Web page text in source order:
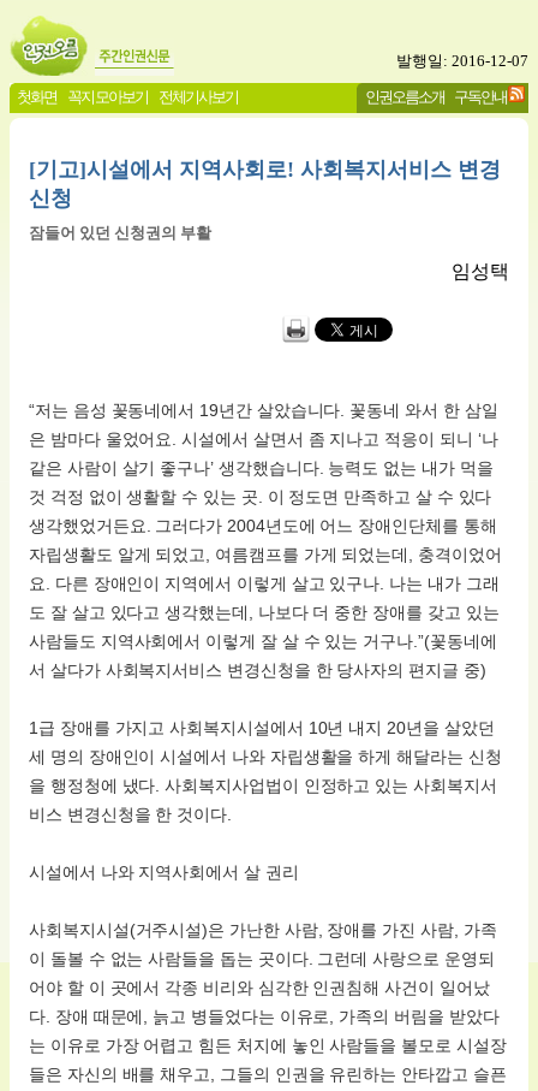
발행일: 2016-12-07
첫화면 꼭지 모아보기 전체기사보기 인권오름소개 구독안내
[기고]시설에서 지역사회로! 사회복지서비스 변경
신청
잠들어 있던 신청권의 부활
임성택
“저는 음성 꽃동네에서 19년간 살았습니다. 꽃동네 와서 한 삼일
은 밤마다 울었어요. 시설에서 살면서 좀 지나고 적응이 되니 ‘나
같은 사람이 살기 좋구나’ 생각했습니다. 능력도 없는 내가 먹을
것 걱정 없이 생활할 수 있는 곳. 이 정도면 만족하고 살 수 있다
생각했었거든요. 그러다가 2004년도에 어느 장애인단체를 통해
자립생활도 알게 되었고, 여름캠프를 가게 되었는데, 충격이었어
요. 다른 장애인이 지역에서 이렇게 살고 있구나. 나는 내가 그래
도 잘 살고 있다고 생각했는데, 나보다 더 중한 장애를 갖고 있는
사람들도 지역사회에서 이렇게 잘 살 수 있는 거구나.”(꽃동네에
서 살다가 사회복지서비스 변경신청을 한 당사자의 편지글 중)
1급 장애를 가지고 사회복지시설에서 10년 내지 20년을 살았던
세 명의 장애인이 시설에서 나와 자립생활을 하게 해달라는 신청
을 행정청에 냈다. 사회복지사업법이 인정하고 있는 사회복지서
비스 변경신청을 한 것이다.
시설에서 나와 지역사회에서 살 권리
사회복지시설(거주시설)은 가난한 사람, 장애를 가진 사람, 가족
이 돌볼 수 없는 사람들을 돕는 곳이다. 그런데 사랑으로 운영되
어야 할 이 곳에서 각종 비리와 심각한 인권침해 사건이 일어났
다. 장애 때문에, 늙고 병들었다는 이유로, 가족의 버림을 받았다
는 이유로 가장 어렵고 힘든 처지에 놓인 사람들을 볼모로 시설장
들은 자신의 배를 채우고, 그들의 인권을 유린하는 안타깝고 슬픈